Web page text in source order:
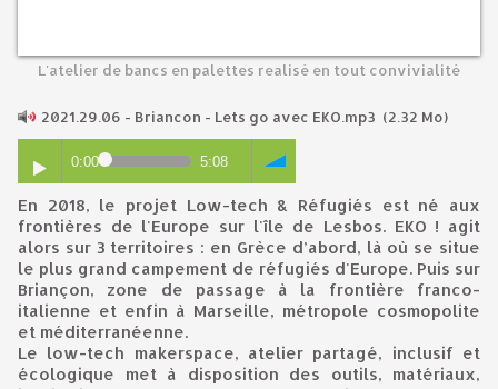
L'atelier de bancs en palettes realisé en tout convivialité
2021.29.06 - Briancon - Lets go avec EKO.mp3 (2.32 Mo)
0:00 5:08
En 2018, le projet Low-tech & Réfugiés est né aux
frontières de l'Europe sur l'île de Lesbos. EKO ! agit
alors sur 3 territoires : en Grèce d’abord, là où se situe
le plus grand campement de réfugiés d'Europe. Puis sur
Briançon, zone de passage à la frontière franco-
italienne et enfin à Marseille, métropole cosmopolite
et méditerranéenne.
Le low-tech makerspace, atelier partagé, inclusif et
écologique met à disposition des outils, matériaux,